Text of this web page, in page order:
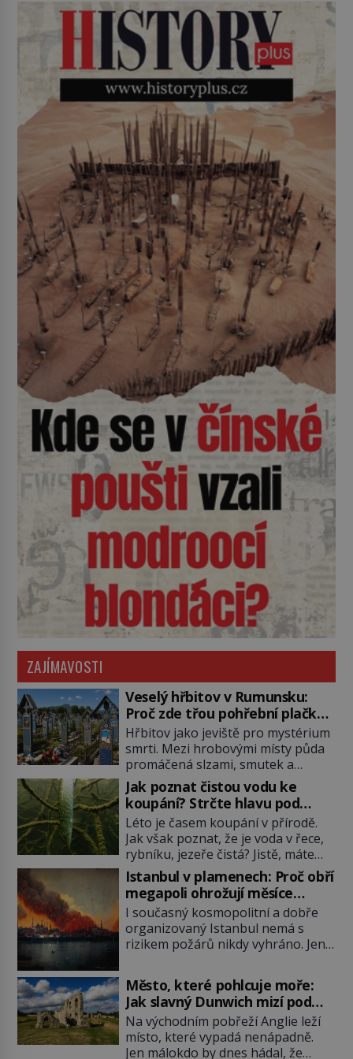
ZAJÍMAVOSTI
Veselý hřbitov v Rumunsku:
Proč zde třou pohřební plačky
bídu s nouzí?
Hřbitov jako jeviště pro mystérium
smrti. Mezi hrobovými místy půda
promáčená slzami, smutek a
vědomí konečnosti lidské existence.
Jsou ale výjimky, kde pohřební
plačky smutně žmoulají kapesníky
nikoli při smutečním obřadu, ale
při pohledu na výši vyměřené
podpory v nezaměstnanosti. Kam
vás pozveme? Unikátní hřbitov,
který si vysloužil název „Veselý“,
najdeme v rumunské vesnici
Sapanta, nedaleko hranic […]
Jak poznat čistou vodu ke
koupání? Strčte hlavu pod
hladinu!
Léto je časem koupání v přírodě.
Jak však poznat, že je voda v řece,
rybníku, jezeře čistá? Jistě, máte
možnost využít informace
hygieniků či podrobit křížovému
výslechu provozovatele přírodního
koupaliště. Existuje ale ještě jiná
alternativa. Jaká? Podívat se pod
hladinu a zjistit, kdo si onu
dávno před vámi. Říká se jim
bioindikátory […]
Istanbul v plamenech: Proč obří
megapoli ohrožují měsíce
smaženého lilku?
I současný kosmopolitní a dobře
organizovaný Istanbul nemá s
rizikem požárů nikdy vyhráno. Jen
představit, jaká požární rizika
skrýval Istanbul časů minulých. Jak
čelilo město v minulosti potenciální
ohnivé katastrofě a proč jsou zde
stále tolik obávány měsíce
smaženého lilku? První hasičský
Město, které pohlcuje moře:
Jak slavný Dunwich mizí pod
hladinou
Na východním pobřeží Anglie leží
místo, které vypadá nenápadně.
Jen málokdo by dnes hádal, že